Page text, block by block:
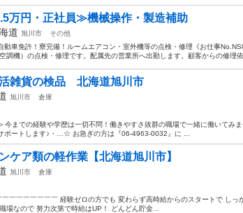
万円・正社員≫機械操作・製造補助
道 旭川市
その他
動車免許！寮完備！ルームエアコン・室外機等の点検・修理《お仕事
調機）の点検・修理です。配属先の営業所へ出勤します。顧客からの修理依
活雑貨の検品 北海道旭川市
旭川市
倉庫
今までの経験や学歴は一切不問！働きやすさ抜群の職場で一緒に働いて
ポートします♪・…☆ お急ぎの方は『06-4963-0032』に ...
ケア類の軽作業【北海道旭川市】
旭川市
倉庫
￣￣￣￣￣￣￣ 経験ゼロの方でも 変わらず高時給からのスタートで しっ
場なので 努力次第で時給はUP！ どんどん貯金...